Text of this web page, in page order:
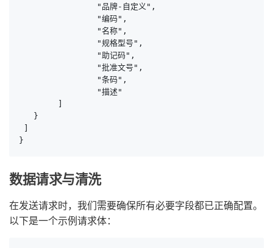
                "品牌-自定义",
                "编码",
                "名称",
                "规格型号",
                "助记码",
                "批准文号",
                "条码",
                "描述"
   }
}
数据请求与清洗
在发送请求时，我们需要确保所有必要字段都已正确配置。
以下是一个示例请求体：